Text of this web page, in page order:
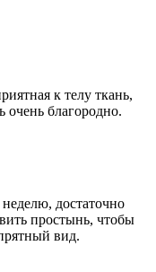
к телу ткань,
очень благородно.
достаточно
простынь, чтобы
вид.